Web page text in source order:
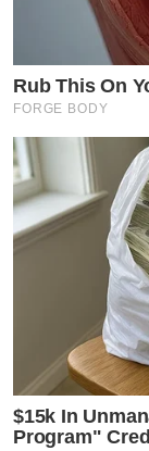
Rub This On
FORGE BODY
$15k In
Program"